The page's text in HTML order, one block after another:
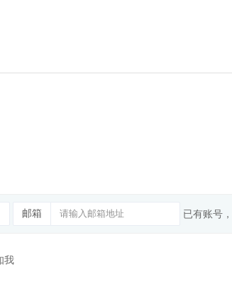
邮箱 已有账号，
我